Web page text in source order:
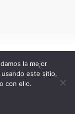
la mejor
este sitio,
con ello.